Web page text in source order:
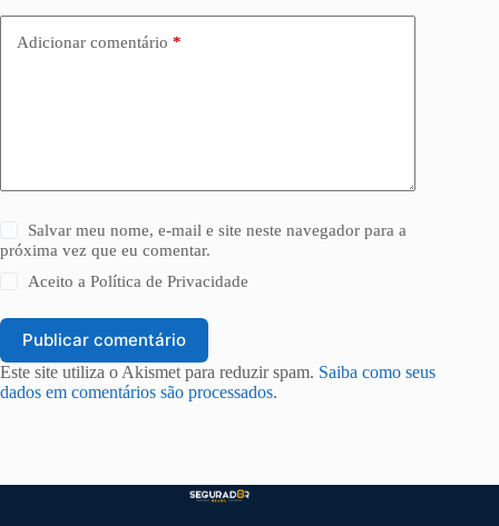
Adicionar comentário *
Salvar meu nome, e-mail e site neste navegador para a
próxima vez que eu comentar.
Aceito aPolítica de Privacidade
Publicar comentário
Este site utiliza o Akismet para reduzir spam. Saiba como seus
dados em comentários são processados.